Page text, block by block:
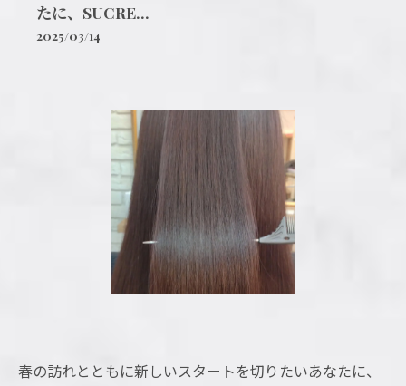
たに、SUCRE...
2025/03/14
春の訪れとともに新しいスタートを切りたいあなたに、